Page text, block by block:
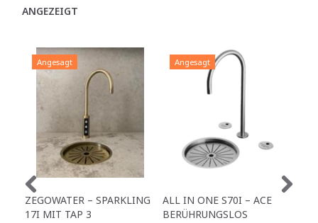
ANGEZEIGT
Angesagt
ZEGOWATER – SPARKLING
17I MIT TAP 3
Angesagt
ALL IN ONE S70I – ACE
BERÜHRUNGSLOS